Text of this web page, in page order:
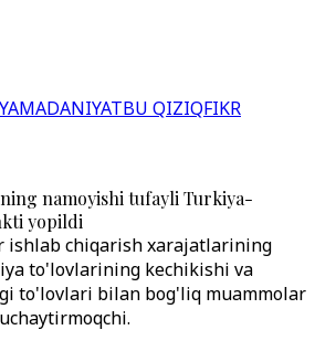
MADANIYATBU QIZIQFIKR
namoyishi tufayli Turkiya-
yopildi
ishlab chiqarish xarajatlarining
to'lovlarining kechikishi va
to'lovlari bilan bog'liq muammolar